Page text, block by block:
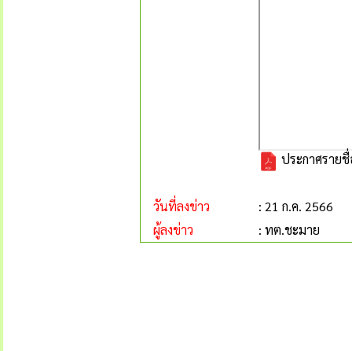
ประกาศราย
วันที่ลงข่าว
: 21 ก.ค. 2566
ผู้ลงข่าว
: ทต.ชะมาย